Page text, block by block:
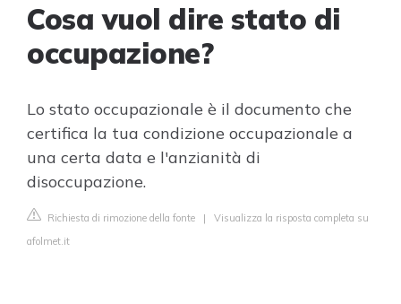
Cosa vuol dire stato di
occupazione?
Lo stato occupazionale è il documento che
certifica la tua condizione occupazionale a
una certa data e l'anzianità di
disoccupazione.
Richiesta di rimozione della fonte | Visualizza la risposta completa su
afolmet.it